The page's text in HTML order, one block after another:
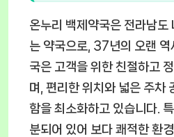
온누리 백제약국은 전라남도
는 약국으로, 37년의 오랜 역
국은 고객을 위한 친절하고
며, 편리한 위치와 넓은 주차
함을 최소화하고 있습니다.
분되어 있어 보다 쾌적한 환